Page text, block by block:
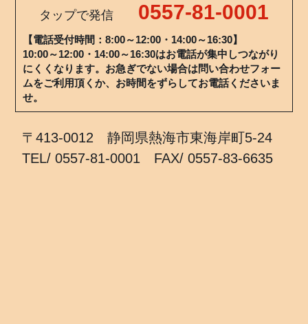
タップで発信 0557-81-0001
【電話受付時間：8:00～12:00・14:00～16:30】
10:00～12:00・14:00～16:30はお電話が集中しつながり
にくくなります。お急ぎでない場合は問い合わせフォー
ムをご利用頂くか、お時間をずらしてお電話くださいま
せ。
〒413-0012 静岡県熱海市東海岸町5-24
TEL/ 0557-81-0001 FAX/ 0557-83-6635